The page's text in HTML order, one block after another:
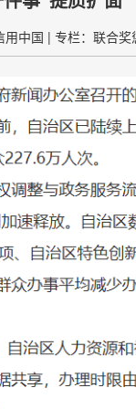
用中国 | 专栏：联合奖